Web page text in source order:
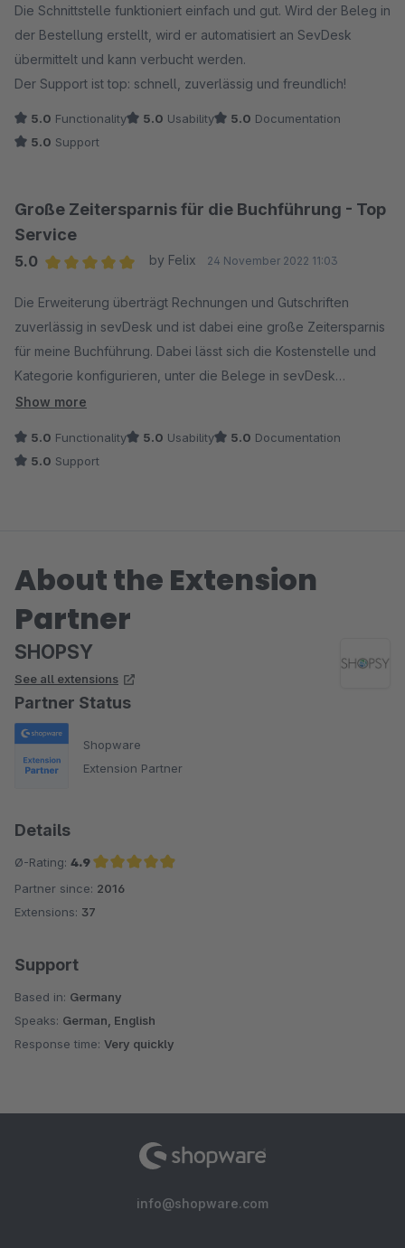
gegenzuchecken.
Schade. Ich hatte mir mehr erhofft ...
Die Schnittstelle funktioniert einfach und gut. Wird der Beleg in
der Bestellung erstellt, wird er automatisiert an SevDesk
übermittelt und kann verbucht werden.
Der Support ist top: schnell, zuverlässig und freundlich!
5.0 Functionality 5.0 Usability 5.0 Documentation
5.0 Support
Große Zeitersparnis für die Buchführung - Top
Service
5.0
by Felix 24 November 2022 11:03
Die Erweiterung überträgt Rechnungen und Gutschriften
zuverlässig in sevDesk und ist dabei eine große Zeitersparnis
für meine Buchführung. Dabei lässt sich die Kostenstelle und
Kategorie konfigurieren, unter die Belege in sevDesk
zugeordnet werden. Die Belege lassen sich automatisiert
Show more
5.0 Functionality 5.0 Usability 5.0 Documentation
5.0 Support
About the Extension
Partner
SHOPSY
See all extensions
Partner Status
Shopware
Extension Partner
Details
Ø-Rating: 4.9
Average rating of 4.9 out of 5 stars
Partner since: 2016
Extensions: 37
Support
Based in: Germany
Speaks: German, English
Response time: Very quickly
info@shopware.com